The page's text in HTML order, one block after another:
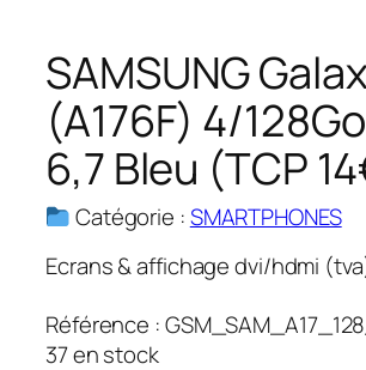
SAMSUNG
(A176F) 4/
6,7 Bleu (TCP
Catégorie :SMARTPHONES
Ecrans & affichage dvi/hdmi
Référence :
37 en stock